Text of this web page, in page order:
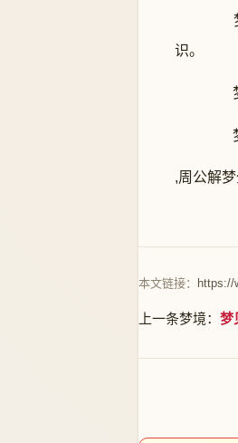
梦
识。
梦
梦
,周公解
本文链接： https://
上一条梦境： 梦